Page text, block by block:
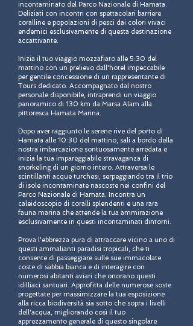
incontaminato del Parco Nazionale di Hamata.
Deliziati con incontri con spettacolari barriere
coralline e popolazioni di pesci dai colori vivaci
endemici esclusivamente di questa destinazione
accattivante.
Inizia il tuo viaggio mozzafiato alle 5:30 del
mattino con un prelievo dall'hotel impeccabile
per gentile concessione di un rappresentante di
Tours dedicato. Accompagnato dal nostro
personale disponibile, intraprendi un viaggio
panoramico di 130 km da Marsa Alam alla
pittoresca Hamata Marina.
Dopo aver raggiunto le serene rive del porto di
Hamata alle 10:30 del mattino, sali a bordo della
nostra imbarcazione sontuosamente arredata e
inizia la tua impareggiabile stravaganza di
snorkeling di un giorno intero. Attraversa le
scintillanti acque turchesi, serpeggiando tra il trio
di isole incontaminate nascoste nei confini del
Parco Nazionale di Hamata. Incontra un
caleidoscopio di coralli splendenti e una rara
fauna marina che attende la tua ammirazione
esclusivamente in questi incontaminati dintorni.
Prova l'ebbrezza pura di attraccare vicino a uno di
questi ammalianti paradisi tropicali, che ti
consente di passeggiare sulle sue immacolate
coste di sabbia bianca e di interagire con
numerosi abitanti aviari che onorano questi
idilliaci santuari. Approfitta delle numerose soste
progettate per massimizzare la tua esposizione
alla ricca biodiversità sia sotto che sopra i livelli
dell'acqua, migliorando così il tuo
apprezzamento generale di questo singolare